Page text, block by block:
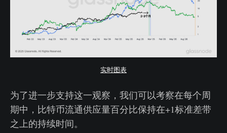
实时图表
为了进一步支持这一观察，我们可以考察在每个周
期中，比特币流通供应量百分比保持在+1标准差带
之上的持续时间。